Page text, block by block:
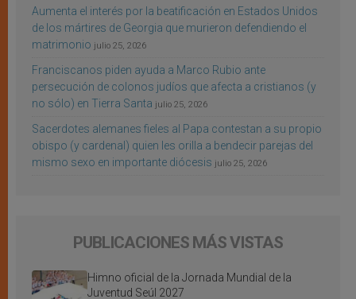
Aumenta el interés por la beatificación en Estados Unidos
de los mártires de Georgia que murieron defendiendo el
matrimonio julio 25, 2026
Franciscanos piden ayuda a Marco Rubio ante
persecución de colonos judíos que afecta a cristianos (y
no sólo) en Tierra Santa julio 25, 2026
Sacerdotes alemanes fieles al Papa contestan a su propio
obispo (y cardenal) quien les orilla a bendecir parejas del
mismo sexo en importante diócesis julio 25, 2026
PUBLICACIONES MÁS VISTAS
Himno oficial de la Jornada Mundial de la
Juventud Seúl 2027